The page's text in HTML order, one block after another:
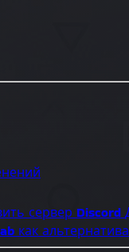
сервер Discord
как альтернатива